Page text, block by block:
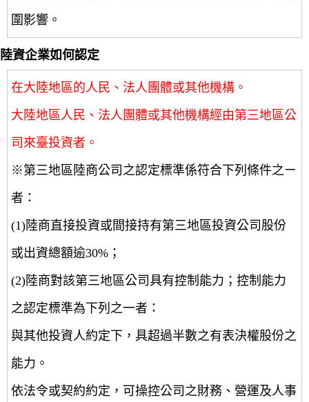
圍影響。
陸資企業如何認定
在大陸地區的人民、法人團體或其他機構。
大陸地區人民、法人團體或其他機構經由第三地區公
司來臺投資者。
※第三地區陸商公司之認定標準係符合下列條件之ㄧ
者：
(1)陸商直接投資或間接持有第三地區投資公司股份
或出資總額逾30%；
(2)陸商對該第三地區公司具有控制能力；控制能力
之認定標準為下列之一者：
與其他投資人約定下，具超過半數之有表決權股份之
能力。
依法令或契約約定，可操控公司之財務、營運及人事